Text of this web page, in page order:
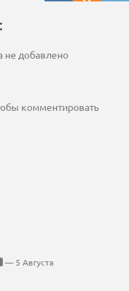
не добавлено
комментировать
— 5 Августа